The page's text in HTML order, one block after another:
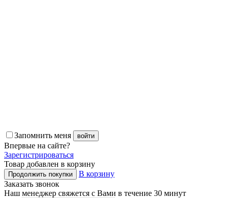
Запомнить меня войти
Впервые на сайте?
Зарегистрироваться
Товар добавлен в корзину
Продолжить покупки
В корзину
Заказать звонок
Наш менеджер свяжется с Вами в течение 30 минут